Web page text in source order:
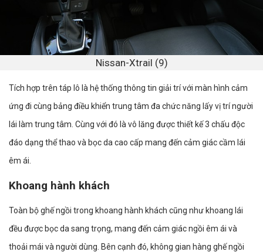
Nissan-Xtrail (9)
Tích hợp trên táp lô là hệ thống thông tin giải trí với màn hình cảm
ứng đi cùng bảng điều khiển trung tâm đa chức năng lấy vị trí người
lái làm trung tâm. Cùng với đó là vô lăng được thiết kế 3 chấu độc
đáo dạng thể thao và bọc da cao cấp mang đến cảm giác cầm lái
êm ái.
Khoang hành khách
Toàn bộ ghế ngồi trong khoang hành khách cũng như khoang lái
đều được bọc da sang trọng, mang đến cảm giác ngồi êm ái và
thoải mái và người dùng. Bên cạnh đó, không gian hàng ghế ngồi